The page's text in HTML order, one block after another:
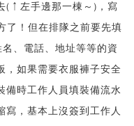
(↑左手邊那一棟～)，寫
了！但在排隊之前要先填
、電話、地址等等的資
，如果需要衣服褲子安全
備時工作人員填裝備流水
寫，基本上沒簽到工作人